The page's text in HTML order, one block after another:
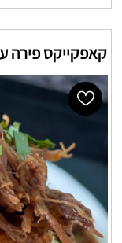
קאפקייקס פירה